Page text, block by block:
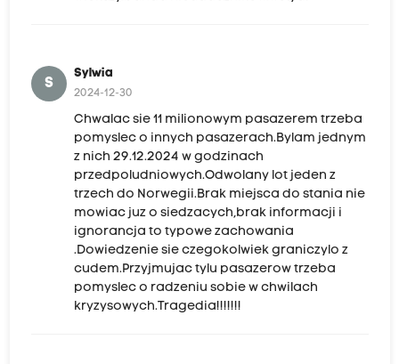
S
Sylwia
2024-12-30
Chwalac sie 11 milionowym pasazerem trzeba
pomyslec o innych pasazerach.Bylam jednym
z nich 29.12.2024 w godzinach
przedpoludniowych.Odwolany lot jeden z
trzech do Norwegii.Brak miejsca do stania nie
mowiac juz o siedzacych,brak informacji i
ignorancja to typowe zachowania
.Dowiedzenie sie czegokolwiek graniczylo z
cudem.Przyjmujac tylu pasazerow trzeba
pomyslec o radzeniu sobie w chwilach
kryzysowych.Tragedia!!!!!!!